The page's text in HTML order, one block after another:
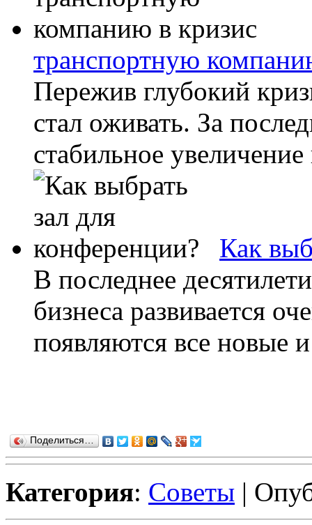
транспортную
Пережив глубокий
стал оживать. За
стабильное
Как
В последнее
бизнеса развивается
появляются все новые
Поделиться…
Категория: Советы |